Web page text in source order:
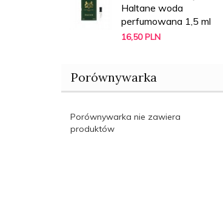
Haltane woda
perfumowana 1,5 ml
16,50 PLN
Porównywarka
Porównywarka nie zawiera
produktów